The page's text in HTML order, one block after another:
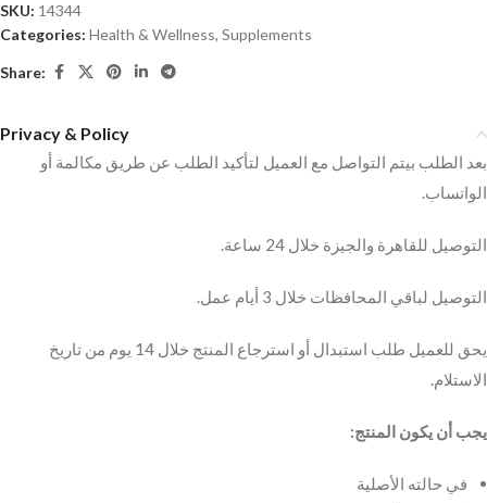
SKU: 14344
Categories: Health & Wellness, Supplements
Share:
Privacy & Policy
بعد الطلب بيتم التواصل مع العميل لتأكيد الطلب عن طريق مكالمة أو
الواتساب.
التوصيل للقاهرة والجيزة خلال 24 ساعة.
التوصيل لباقي المحافظات خلال 3 أيام عمل.
يحق للعميل طلب استبدال أو استرجاع المنتج خلال 14 يوم من تاريخ
الاستلام.
يجب أن يكون المنتج:
في حالته الأصلية